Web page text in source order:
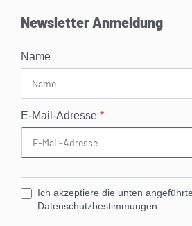
Newsletter Anmeldung
Name
E-Mail-Adresse *
Ich akzeptiere die unten
Datenschutzbestimmungen.